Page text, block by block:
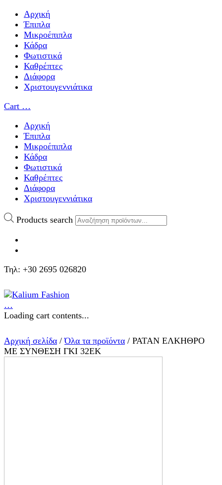
Αρχική
Έπιπλα
Μικροέπιπλα
Κάδρα
Φωτιστικά
Καθρέπτες
Διάφορα
Χριστουγεννιάτικα
Cart …
Αρχική
Έπιπλα
Μικροέπιπλα
Κάδρα
Φωτιστικά
Καθρέπτες
Διάφορα
Χριστουγεννιάτικα
Products search
Τηλ: +30 2695 026820
…
Loading cart contents...
Αρχική σελίδα /Όλα τα προϊόντα / ΡΑΤΑΝ ΕΛΚΗΘΡΟ
ΜΕ ΣΥΝΘΕΣΗ ΓΚΙ 32ΕΚ